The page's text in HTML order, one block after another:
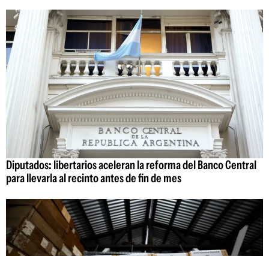
Diputados: libertarios aceleran la reforma del Banco Central
para llevarla al recinto antes de fin de mes